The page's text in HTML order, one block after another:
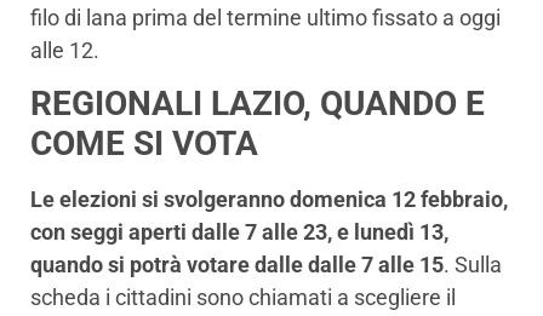
filo di lana prima del termine ultimo fissato a oggi
alle 12.
REGIONALI LAZIO, QUANDO E
COME SI VOTA
Le elezioni si svolgeranno domenica 12 febbraio,
con seggi aperti dalle 7 alle 23, e lunedì 13,
quando si potrà votare dalle dalle 7 alle 15. Sulla
scheda i cittadini sono chiamati a scegliere il